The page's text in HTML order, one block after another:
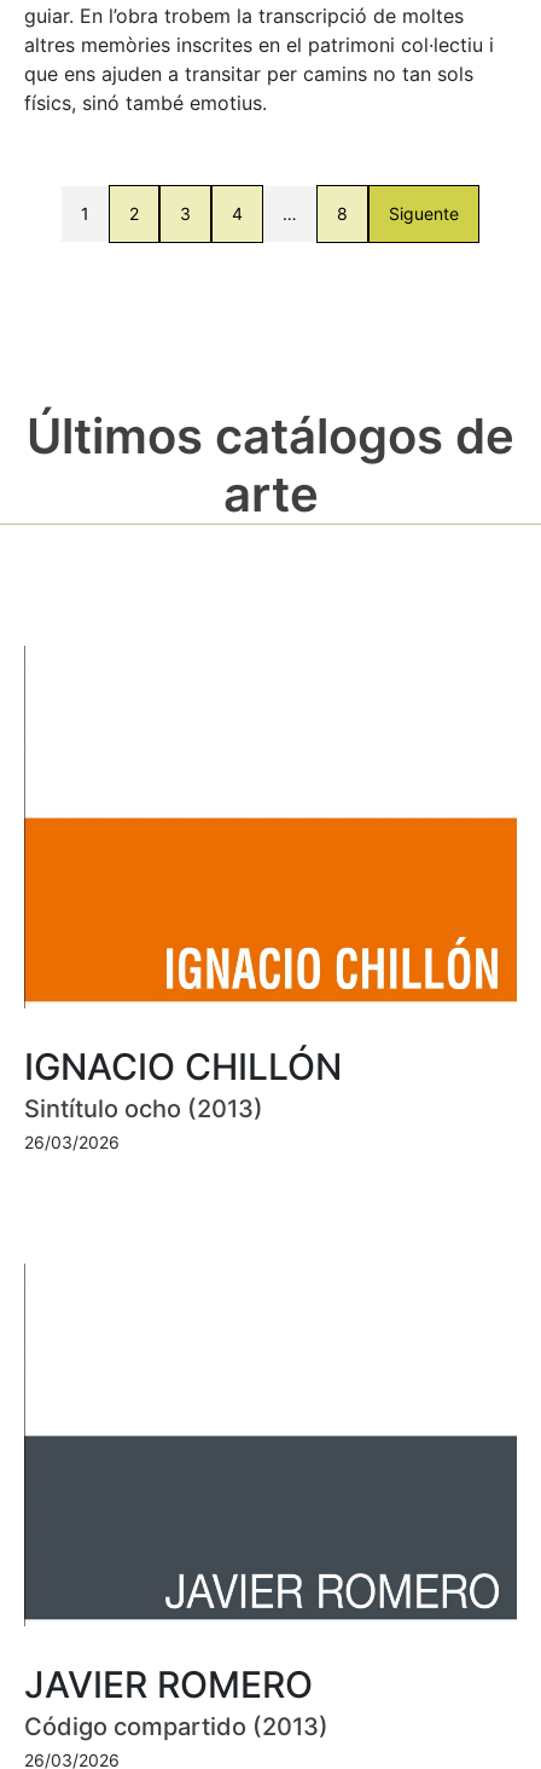
guiar. En l’obra trobem la transcripció de moltes
altres memòries inscrites en el patrimoni col·lectiu i
que ens ajuden a transitar per camins no tan sols
físics, sinó també emotius.
1 2 3 4 … 8 Siguente
Últimos catálogos de
arte
IGNACIO CHILLÓN
Sintítulo ocho (2013)
26/03/2026
JAVIER ROMERO
Código compartido (2013)
26/03/2026